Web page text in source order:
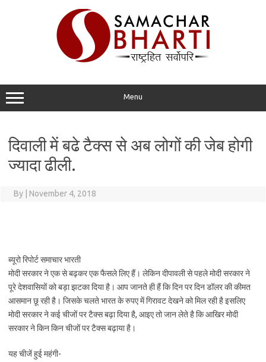
Menu
दिवाली में बढे टैक्स से अब लोगों की जेब होगी
ज्यादा ढीली.
By November 4, 2018
ब्यूरो रिपोर्ट समाचार भारती
मोदी सरकार ने एक से बढ़कर एक फैसले लिए हैं। लेकिन दीपावली से पहले मोदी सरकार ने
पूरे देशवासियों को बड़ा झटका दिया है। आप जानते ही हैं कि दिन पर दिन डॉलर की कीमत
आसमान छू रही है। जिसके चलते भारत के रुपए में गिरावट देखने को मिल रही है इसलिए
मोदी सरकार ने कई चीजों पर टैक्स बढ़ा दिया है, आइए तो जान लेते है कि आखिर मोदी
सरकार ने किन किन चीजों पर टैक्स बढ़ाया है।
यह चीजें हुई महंगी-